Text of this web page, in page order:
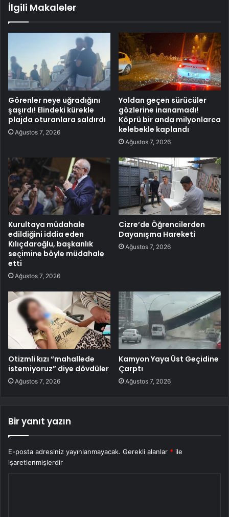
İlgili Makaleler
Görenler neye uğradığını
şaşırdı! Elindeki kürekle
plajda oturanlara saldırdı
Ağustos 7, 2026
Yoldan geçen sürücüler
gözlerine inanamadı!
Köprü bir anda milyonlarca
kelebekle kaplandı
Ağustos 7, 2026
Kurultaya müdahale
edildiğini iddia eden
Kılıçdaroğlu, başkanlık
seçimine böyle müdahale
etti
Ağustos 7, 2026
Cizre’de Öğrencilerden
Dayanışma Hareketi
Ağustos 7, 2026
Otizmli kızı “mahallede
istemiyoruz” diye dövdüler
Ağustos 7, 2026
Kamyon Yaya Üst Geçidine
Çarptı
Ağustos 7, 2026
Bir yanıt yazın
E-posta adresiniz yayınlanmayacak. Gerekli alanlar * ile
işaretlenmişlerdir